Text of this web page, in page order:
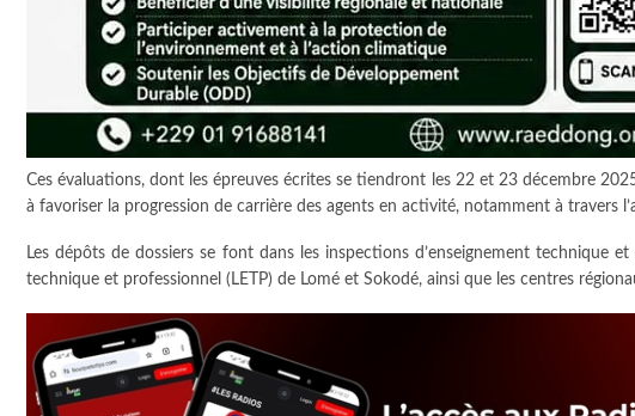
Ces évaluations, dont les épreuves écrites se tiendront les 22 et 23 décembre
à favoriser la progression de carrière des agents en activité, notamment à travers
Les dépôts de dossiers se font dans les inspections d’enseignement technique
technique et professionnel (LETP) de Lomé et Sokodé, ainsi que les centres